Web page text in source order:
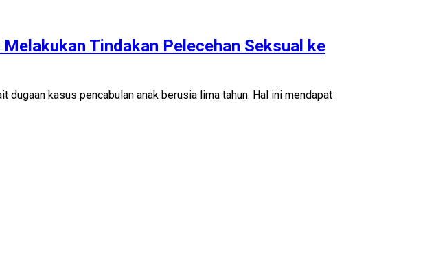
Tindakan Pelecehan Seksual ke
kasus pencabulan anak berusia lima tahun. Hal ini mendapat